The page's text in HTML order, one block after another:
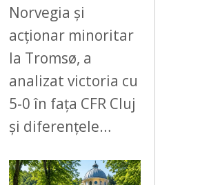
Norvegia și
acționar minoritar
la Tromsø, a
analizat victoria cu
5-0 în fața CFR Cluj
și diferențele…